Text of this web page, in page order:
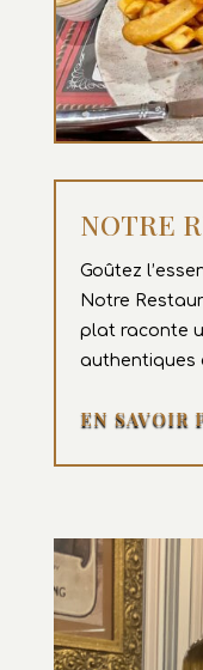
NOTRE
Goûtez
Notre
plat raconte
authentiques
EN SAVOIR